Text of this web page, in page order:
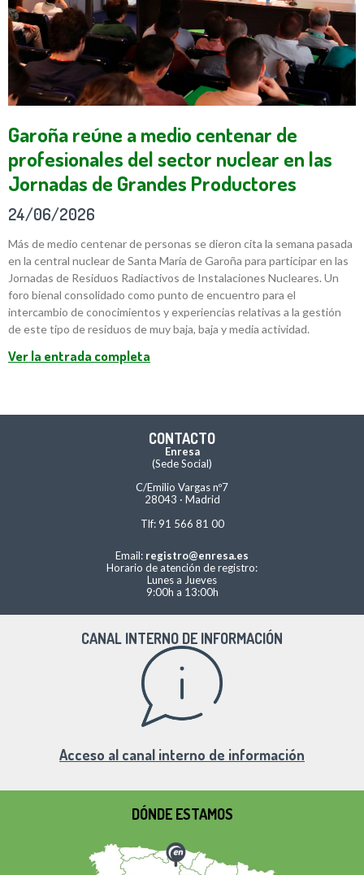
Garoña reúne a medio centenar de
profesionales del sector nuclear en las
Jornadas de Grandes Productores
24/06/2026
Más de medio centenar de personas se dieron cita la semana pasada
en la central nuclear de Santa María de Garoña para participar en las
Jornadas de Residuos Radiactivos de Instalaciones Nucleares. Un
foro bienal consolidado como punto de encuentro para el
intercambio de conocimientos y experiencias relativas a la gestión
de este tipo de residuos de muy baja, baja y media actividad.
Ver la entrada completa
CONTACTO
Enresa
(Sede Social)
C/Emilio Vargas nº7
28043 · Madrid
Tlf: 91 566 81 00
Email: registro@enresa.es
Horario de atención de registro:
Lunes a Jueves
9:00h a 13:00h
CANAL INTERNO DE INFORMACIÓN
Acceso al canal interno de información
DÓNDE ESTAMOS